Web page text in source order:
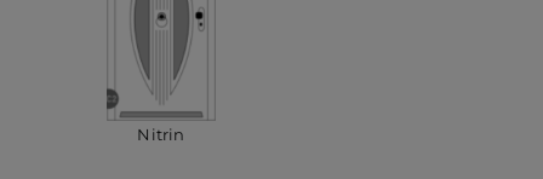
Nitrin